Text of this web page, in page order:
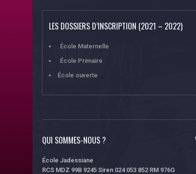
LES DOSSIERS D’INSCRIPTION (2021 – 2022)
École Maternelle
École Primaire
École ouverte
QUI SOMMES-NOUS ?
École Jadessiane
RCS MDZ 99B 9245 Siren 024 053 852 RM 976G